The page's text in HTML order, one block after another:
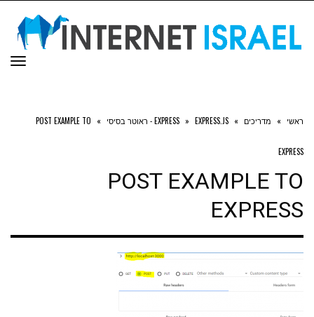
ראשי » מדריכים »
EXPRESS » EXPRESS.JS - ראוטר בסיסי »
POST EXAMPLE TO
EXPRESS
POST EXAMPLE TO
EXPRESS